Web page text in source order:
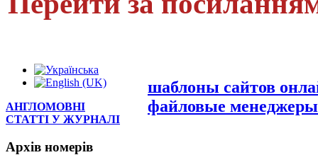
шаблоны сайтов
файловые
АНГЛОМОВНІ
СТАТТІ У ЖУРНАЛІ
Архів номерів